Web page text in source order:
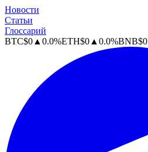
Новости
Статьи
Глоссарий
BTC$0 ▲ 0.0%ETH$0 ▲ 0.0%BNB$0